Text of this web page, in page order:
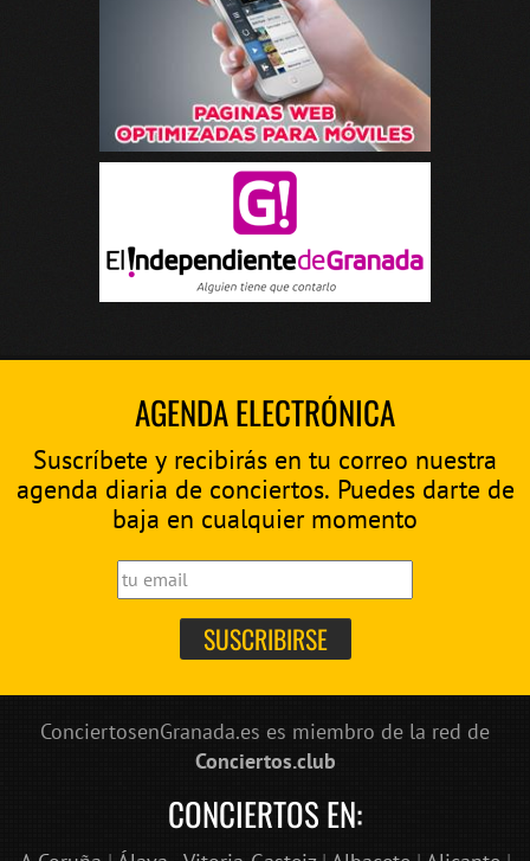
AGENDA ELECTRÓNICA
Suscríbete y recibirás en tu correo nuestra
agenda diaria de conciertos. Puedes darte de
baja en cualquier momento
ConciertosenGranada.es es miembro de la red de
Conciertos.club
CONCIERTOS EN: